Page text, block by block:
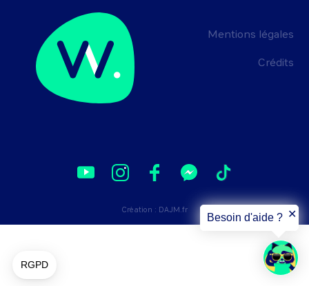
Création : DAJM.fr
Mentions légales
Crédits
Besoin d'aide ? ✕